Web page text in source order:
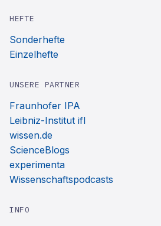
HEFTE
Sonderhefte
Einzelhefte
UNSERE PARTNER
Fraunhofer IPA
Leibniz-Institut ifl
wissen.de
ScienceBlogs
experimenta
Wissenschaftspodcasts
INFO